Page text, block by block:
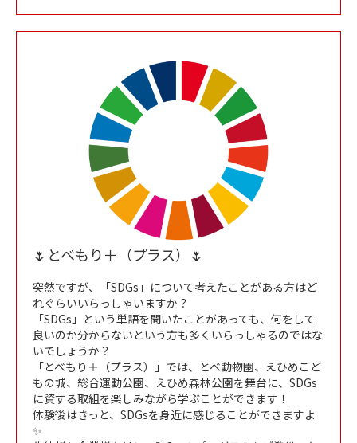
🌷とべもり＋（プラス）🌷
突然ですが、「SDGs」について考えたことがある方はど
れぐらいいらっしゃいますか？
「SDGs」という単語を聞いたことがあっても、何をして
良いのか分からないという方も多くいらっしゃるのではな
いでしょうか？
「とべもり＋（プラス）」では、とべ動物園、えひめこど
もの城、総合運動公園、えひめ森林公園を舞台に、SDGs
に資する取組を楽しみながら学ぶことができます！
体験後はきっと、SDGsを身近に感じることができますよ
✨